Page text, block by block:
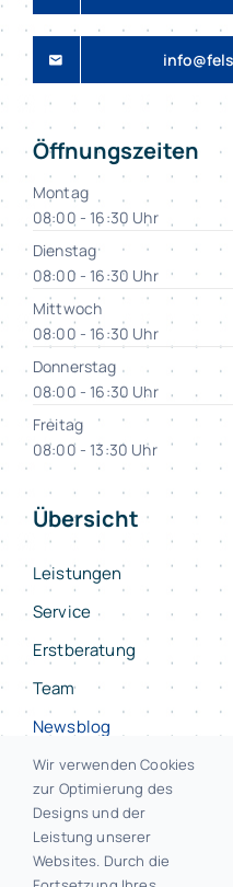
Öffnungszeiten
Montag
08:00 - 16:30 Uhr
Dienstag
08:00 - 16:30 Uhr
Mittwoch
08:00 - 16:30 Uhr
Donnerstag
08:00 - 16:30 Uhr
Freitag
08:00 - 13:30 Uhr
Übersicht
Leistungen
Service
Erstberatung
Team
Newsblog
Kontakt
© 2026 • F.E.L.S
Wir verwenden Cookies
zur Optimierung des
Designs und der
Leistung unserer
Websites. Durch die